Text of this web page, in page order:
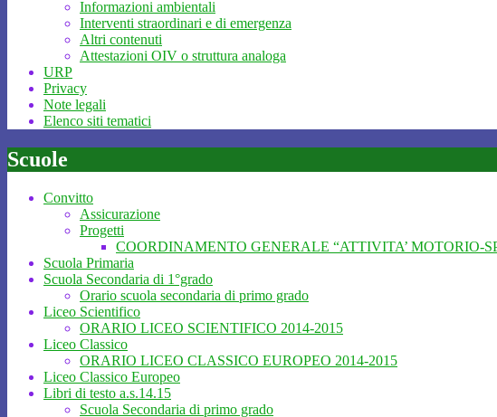
Informazioni ambientali
Interventi straordinari e di emergenza
Altri contenuti
Attestazioni OIV o struttura analoga
URP
Privacy
Note legali
Elenco siti tematici
Scuole
Convitto
Assicurazione
Progetti
COORDINAMENTO GENERALE “ATTIVITA’
Scuola Primaria
Scuola Secondaria di 1°grado
Orario scuola secondaria di primo grado
Liceo Scientifico
ORARIO LICEO SCIENTIFICO 2014-2015
Liceo Classico
ORARIO LICEO CLASSICO EUROPEO 2014-2015
Liceo Classico Europeo
Libri di testo a.s.14.15
Scuola Secondaria di primo grado